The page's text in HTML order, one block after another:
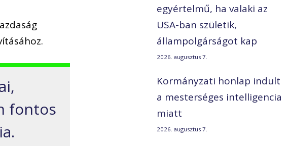
fontos
egyértelmű, ha valaki az
USA-ban születik,
állampolgárságot kap
2026. augusztus 7.
Kormányzati honlap indult
a mesterséges intelligencia
miatt
2026. augusztus 7.